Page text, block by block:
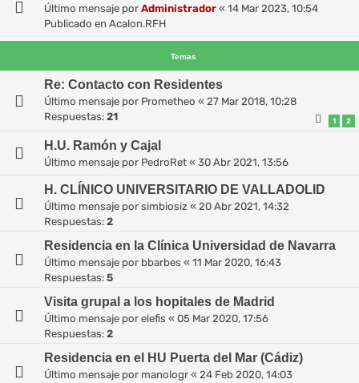
Último mensaje por Administrador « 14 Mar 2023, 10:54
Publicado en Acalon.RFH
Temas
Re: Contacto con Residentes
Último mensaje por Prometheo « 27 Mar 2018, 10:28
Respuestas: 21 1 2
H.U. Ramón y Cajal
Último mensaje por PedroRet « 30 Abr 2021, 13:56
H. CLÍNICO UNIVERSITARIO DE VALLADOLID
Último mensaje por simbiosiz « 20 Abr 2021, 14:32
Respuestas: 2
Residencia en la Clínica Universidad de Navarra
Último mensaje por bbarbes « 11 Mar 2020, 16:43
Respuestas: 5
Visita grupal a los hopitales de Madrid
Último mensaje por elefis « 05 Mar 2020, 17:56
Respuestas: 2
Residencia en el HU Puerta del Mar (Cádiz)
Último mensaje por manologr « 24 Feb 2020, 14:03